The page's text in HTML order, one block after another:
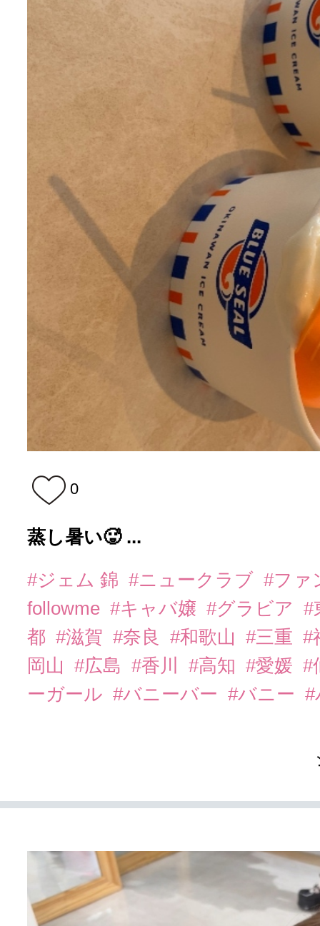
0
蒸し暑い🥵 ...
#ジェム 錦 #ニュークラブ #ファ
followme #キャバ嬢 #グラビア
#
都 #滋賀 #奈良 #和歌山 #三重 #
岡山
#広島 #香川 #高知 #愛媛 #
ーガール #バニーバー #バニー #